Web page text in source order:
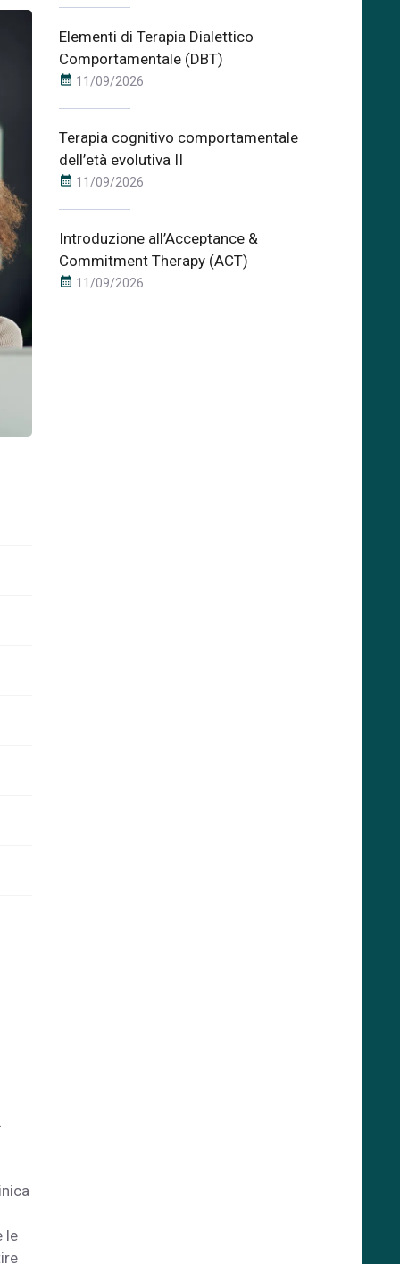
le
Elementi di Terapia Dialettico
Comportamentale (DBT)
calendar_month 11/09/2026
Terapia cognitivo comportamentale
dell’età evolutiva II
calendar_month 11/09/2026
Introduzione all’Acceptance &
Commitment Therapy (ACT)
calendar_month 11/09/2026